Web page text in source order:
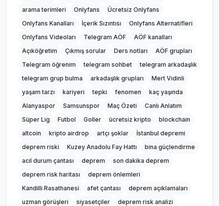
arama terimleri
Onlyfans
Ücretsiz Onlyfans
Onlyfans Kanalları
İçerik Sızıntısı
Onlyfans Alternatifleri
Onlyfans Videoları
Telegram AÖF
AÖF kanalları
Açıköğretim
Çıkmış sorular Ders notları
AÖF grupları
Telegram öğrenim
telegram sohbet
telegram arkadaşlık
telegram grup bulma
arkadaşlık grupları
Mert Vidinli
yaşam tarzı
kariyeri tepki fenomen
kaç yaşında
Alanyaspor
Samsunspor Maç Özeti
Canlı Anlatım
Süper Lig
Futbol Goller ücretsiz kripto
blockchain
altcoin
kripto airdrop artçı şoklar
İstanbul depremi
deprem riski
Kuzey Anadolu Fay Hattı
bina güçlendirme
acil durum çantası
deprem
son dakika deprem
deprem risk haritası
deprem önlemleri
Kandilli Rasathanesi
afet çantası
deprem açıklamaları
uzman görüşleri
siyasetçiler
deprem risk analizi